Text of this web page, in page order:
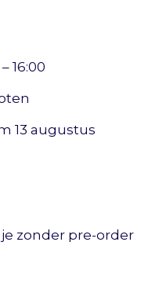
16:00
13 augustus
zonder pre-order